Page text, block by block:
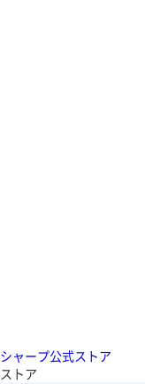
シャープ公式ストア
ストア